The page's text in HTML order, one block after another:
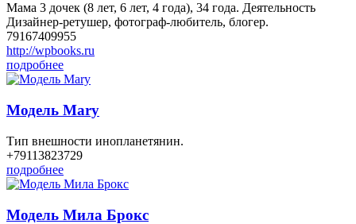
Мама 3 дочек (8 лет, 6 лет, 4 года), 34 года. Деятельность
Дизайнер-ретушер, фотограф-любитель, блогер.
79167409955
http://wpbooks.ru
подробнее
Модель Mary
Тип внешности инопланетянин.
+79113823729
подробнее
Модель Мила Брокс